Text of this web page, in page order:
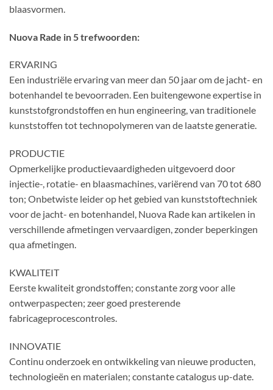
blaasvormen.
Nuova Rade in 5 trefwoorden:
ERVARING
Een industriële ervaring van meer dan 50 jaar om de jacht- en
botenhandel te bevoorraden. Een buitengewone expertise in
kunststofgrondstoffen en hun engineering, van traditionele
kunststoffen tot technopolymeren van de laatste generatie.
PRODUCTIE
Opmerkelijke productievaardigheden uitgevoerd door
injectie-, rotatie- en blaasmachines, variërend van 70 tot 680
ton; Onbetwiste leider op het gebied van kunststoftechniek
voor de jacht- en botenhandel, Nuova Rade kan artikelen in
verschillende afmetingen vervaardigen, zonder beperkingen
qua afmetingen.
KWALITEIT
Eerste kwaliteit grondstoffen; constante zorg voor alle
ontwerpaspecten; zeer goed presterende
fabricageprocescontroles.
INNOVATIE
Continu onderzoek en ontwikkeling van nieuwe producten,
technologieën en materialen; constante catalogus up-date.